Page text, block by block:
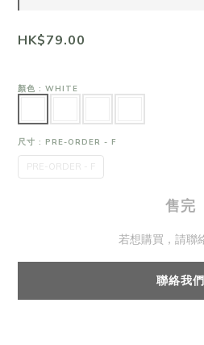
HK$79.00
顏色 : WHITE
尺寸 : PRE-ORDER - F
PRE-ORDER - F
售完
若想購買，請聯
聯絡我們